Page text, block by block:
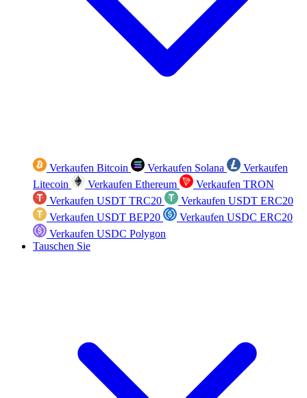
Verkaufen Bitcoin Verkaufen Solana
Verkaufen
Litecoin
Verkaufen Ethereum
Verkaufen TRON
Verkaufen USDT TRC20
Verkaufen USDT ERC20
Verkaufen USDT BEP20
Verkaufen USDC ERC20
Verkaufen USDC Polygon
Tauschen Sie